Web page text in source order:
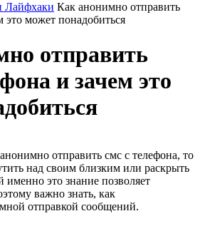
Лайфхаки Как анонимно отправить
это может понадобиться
отправить
и зачем это
отправить смс с телефона, то
над своим близким или раскрыть
именно это знание позволяет
важно знать, как
отправкой сообщений.